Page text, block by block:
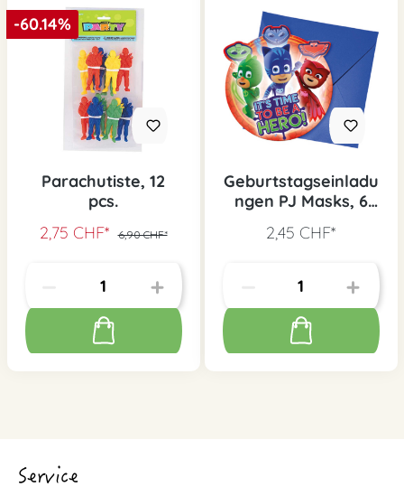
-60.14%
Parachutiste, 12
pcs.
2,75 CHF*
6,90 CHF*
Geburtstagseinladu
ngen PJ Masks, 6
2,45 CHF*
Service